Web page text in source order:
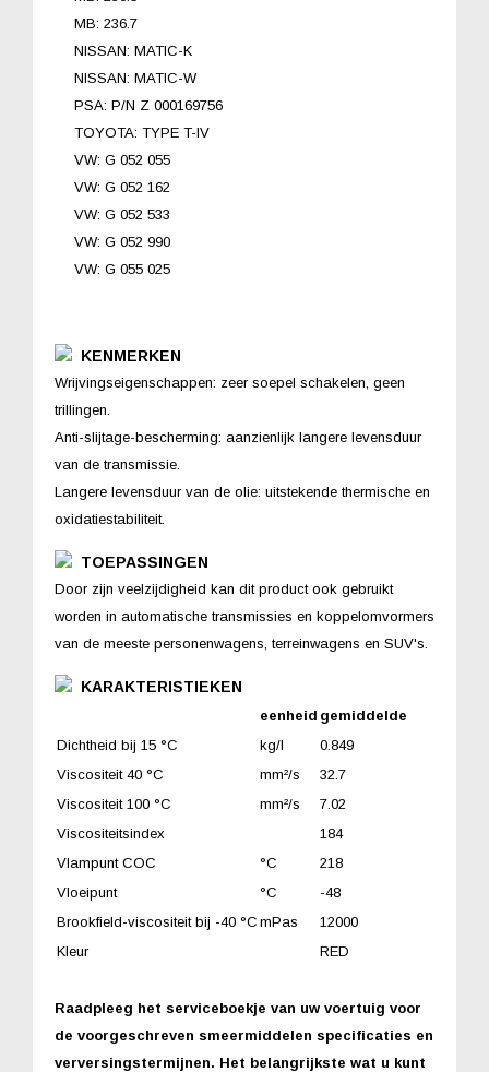
MB: 236.7
NISSAN: MATIC-K
NISSAN: MATIC-W
PSA: P/N Z 000169756
TOYOTA: TYPE T-IV
VW: G 052 055
VW: G 052 162
VW: G 052 533
VW: G 052 990
VW: G 055 025
KENMERKEN
Wrijvingseigenschappen: zeer soepel schakelen, geen
trillingen.
Anti-slijtage-bescherming: aanzienlijk langere levensduur
van de transmissie.
Langere levensduur van de olie: uitstekende thermische en
oxidatiestabiliteit.
TOEPASSINGEN
Door zijn veelzijdigheid kan dit product ook gebruikt
worden in automatische transmissies en koppelomvormers
van de meeste personenwagens, terreinwagens en SUV's.
KARAKTERISTIEKEN
eenheid gemiddelde
Dichtheid bij 15 °C
kg/l
0.849
Viscositeit 40 °C
mm²/s
32.7
Viscositeit 100 °C
mm²/s
7.02
Viscositeitsindex
184
Vlampunt COC
°C
218
Vloeipunt
°C
-48
Brookfield-viscositeit bij -40 °C mPas
12000
Kleur
RED
Raadpleeg het serviceboekje van uw voertuig voor
de voorgeschreven smeermiddelen specificaties en
verversingstermijnen. Het belangrijkste wat u kunt